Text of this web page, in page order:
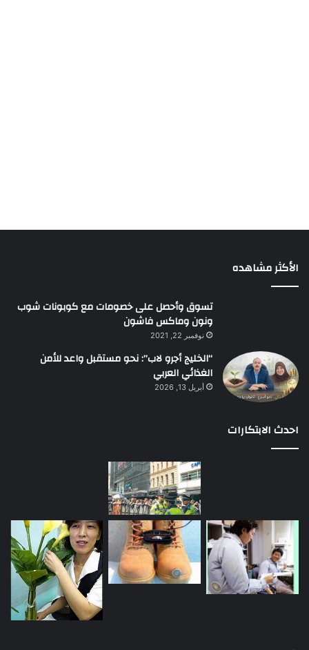
الأكثر مشاهده
تسوق وأحصل على خصومات مع كوبونات شوب
ونون وماكس فاشون
نوفمبر 22, 2021
“الخليج أجرو لاب”: نحو مستقبل واعد للأمن
الغذائي العربي
أبريل 13, 2026
احدث الابتكارات